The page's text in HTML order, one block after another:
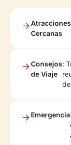
Atracciones
Cercanas
Consejos
de Viaje
:
Emergencia